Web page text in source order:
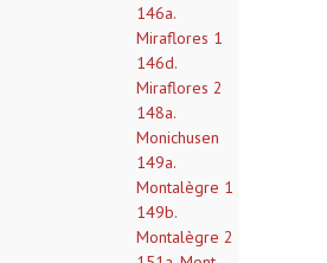
146a.
Miraflores 1
146d.
Miraflores 2
148a.
Monichusen
149a.
Montalègre 1
149b.
Montalègre 2